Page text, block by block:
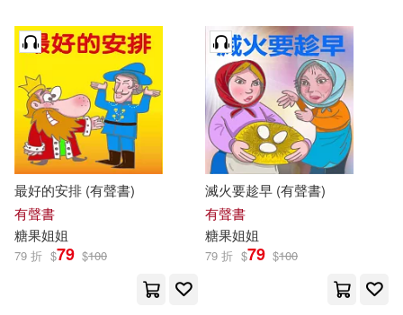
最好的安排 (有聲書)
有聲書
糖果姐姐
79 折 $79 $100
滅火要趁早 (有聲書)
有聲書
糖果姐姐
79 折 $79 $100